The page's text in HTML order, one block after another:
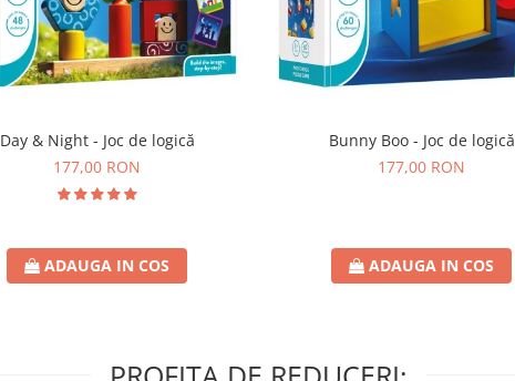
Day & Night - Joc de logică
177,00 RON
ADAUGA IN COS
Bunny Boo - Joc de logică
177,00 RON
ADAUGA IN COS